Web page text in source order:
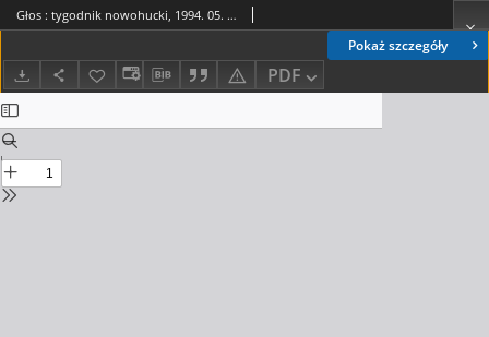
Pokaż szczegóły
PDF
Głos : tygodnik nowohucki, 1994. 05. 06, nr 18